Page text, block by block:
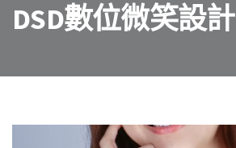
DSD數位微笑設計